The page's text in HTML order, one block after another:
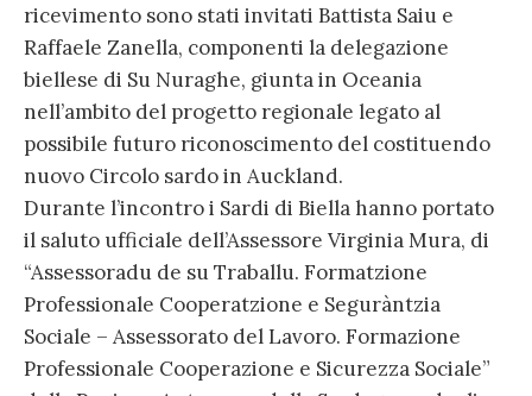
ricevimento sono stati invitati Battista Saiu e
Raffaele Zanella, componenti la delegazione
biellese di Su Nuraghe, giunta in Oceania
nell’ambito del progetto regionale legato al
possibile futuro riconoscimento del costituendo
nuovo Circolo sardo in Auckland.
Durante l’incontro i Sardi di Biella hanno portato
il saluto ufficiale dell’Assessore Virginia Mura, di
“Assessoradu de su Traballu. Formatzione
Professionale Cooperatzione e Seguràntzia
Sociale – Assessorato del Lavoro. Formazione
Professionale Cooperazione e Sicurezza Sociale”